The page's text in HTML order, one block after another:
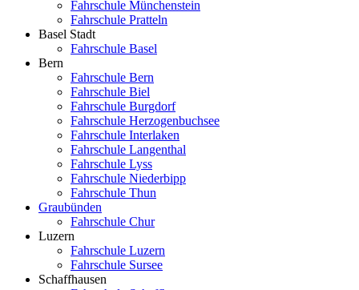
Fahrschule Münchenstein
Fahrschule Pratteln
Basel Stadt
Fahrschule Basel
Bern
Fahrschule Bern
Fahrschule Biel
Fahrschule Burgdorf
Fahrschule Herzogenbuchsee
Fahrschule Interlaken
Fahrschule Langenthal
Fahrschule Lyss
Fahrschule Niederbipp
Fahrschule Thun
Graubünden
Fahrschule Chur
Luzern
Fahrschule Luzern
Fahrschule Sursee
Schaffhausen